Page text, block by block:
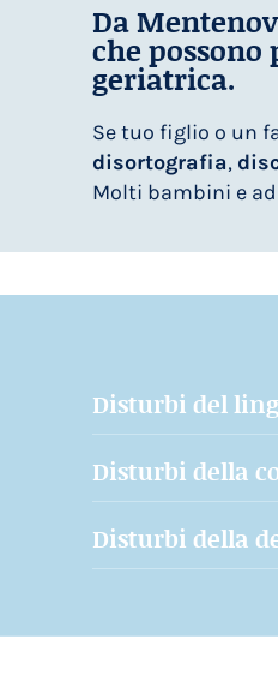
Da
che
geriatrica.
Se tuo figlio o un
disortografia,
Molti bambini e
Disturbi del
Disturbi della
Disturbi della